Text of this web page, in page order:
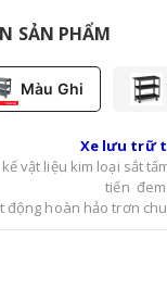
SẢN PHẨM
Màu Ghi
Xe lưu trữ
vật liệu kim loại sắt
tiến
động hoàn hảo trơn